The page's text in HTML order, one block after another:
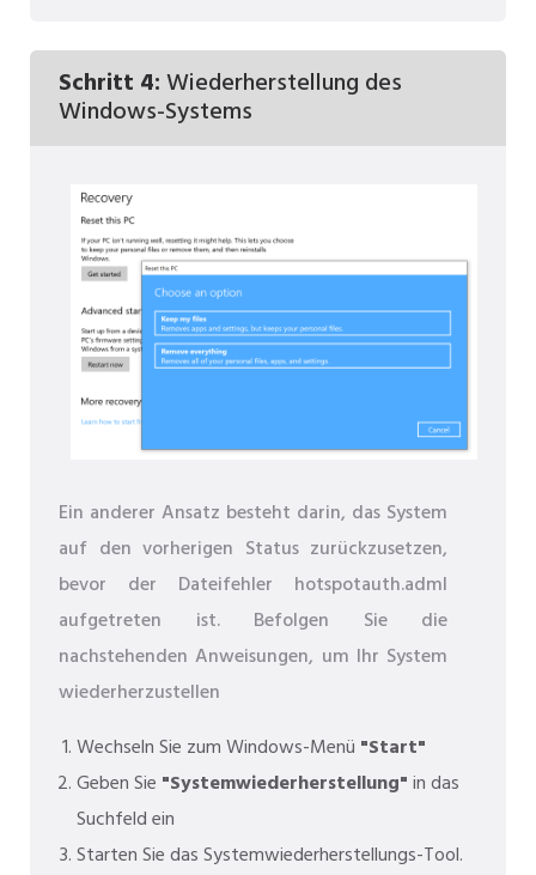
Schritt 4:Wiederherstellung des
Windows-Systems
Ein anderer Ansatz besteht darin, das System
auf den vorherigen Status zurückzusetzen,
bevor der Dateifehler hotspotauth.adml
aufgetreten ist. Befolgen Sie die
nachstehenden Anweisungen, um Ihr System
wiederherzustellen
Wechseln Sie zum Windows-Menü "Start"
Geben Sie "Systemwiederherstellung"in das
Suchfeld ein
Starten Sie das Systemwiederherstellungs-Tool.